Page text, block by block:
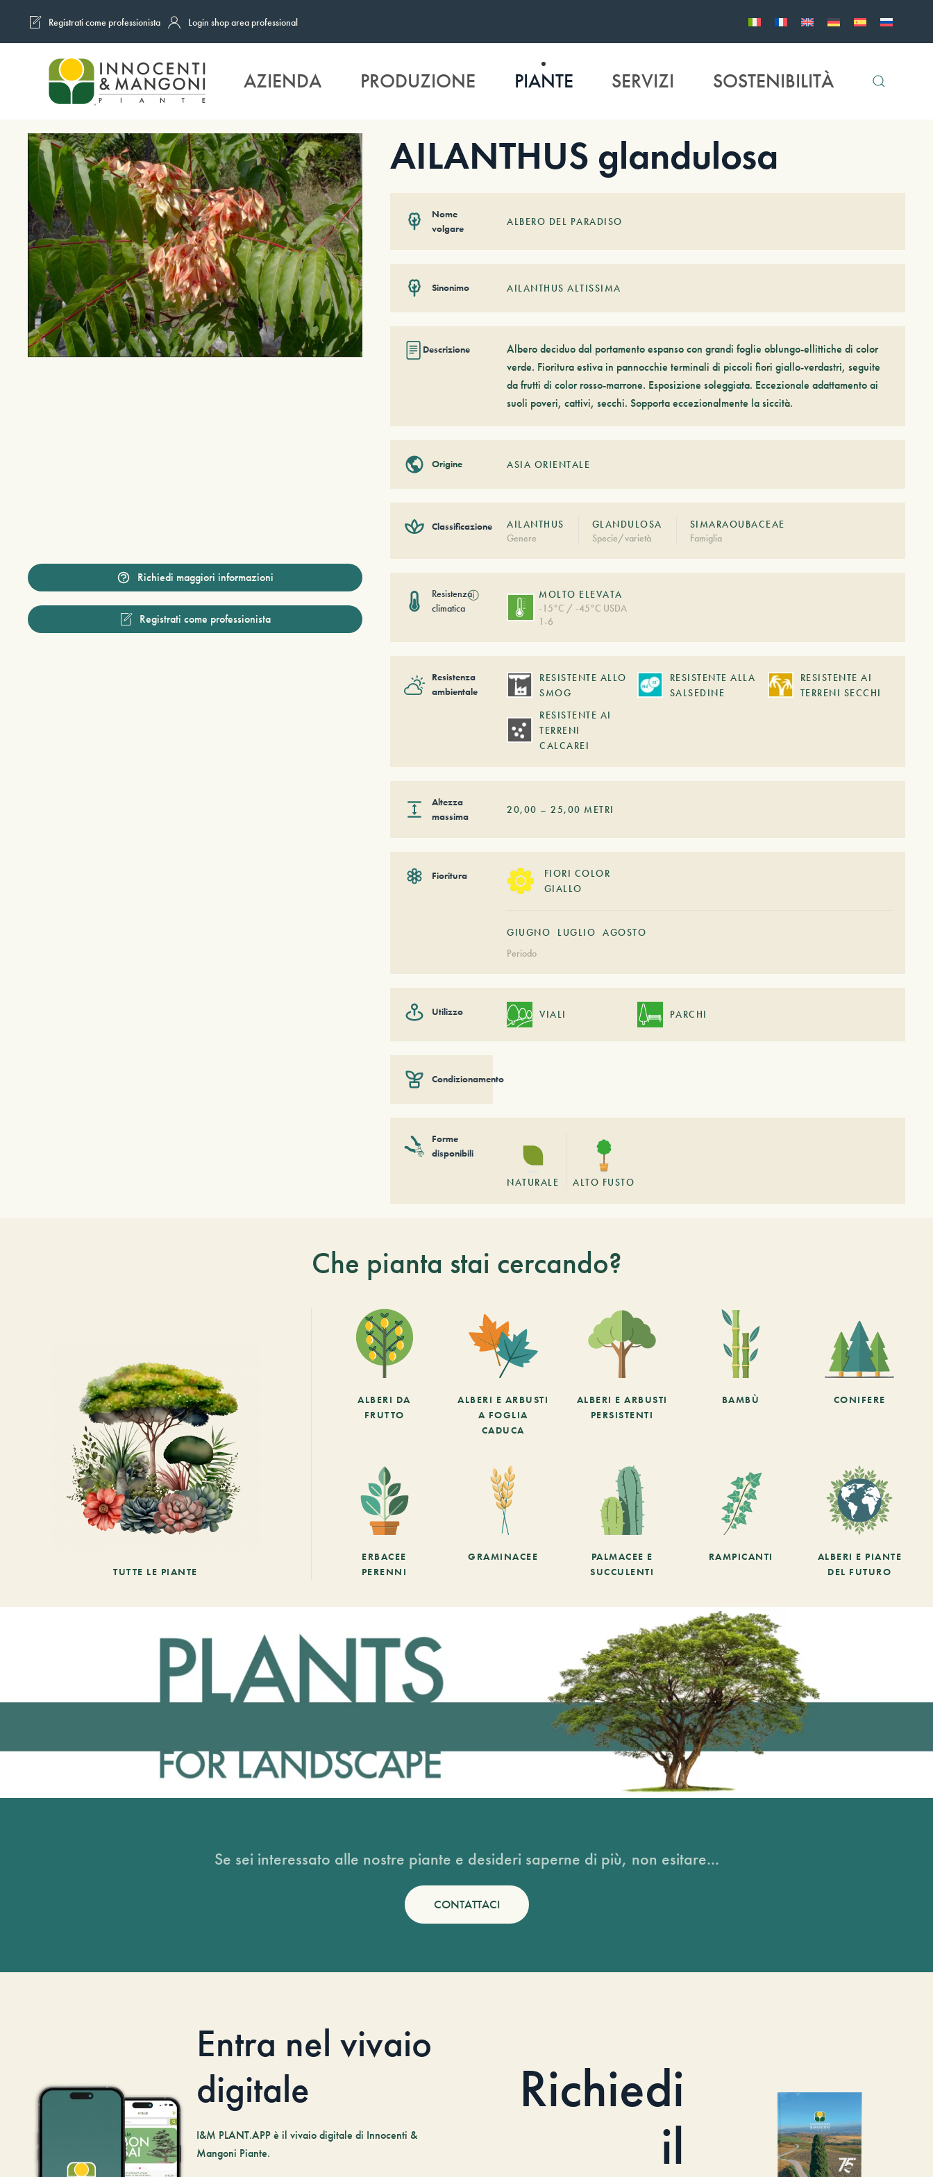
Skip to main content
Registrati come professionista Login shop area professional
AZIENDA PRODUZIONE PIANTE SERVIZI SOSTENIBILITÀ
Richiedi maggiori informazioni
Registrati come professionista
AILANTHUS glandulosa
Nome
volgare
ALBERO DEL PARADISO
Sinonimo AILANTHUS ALTISSIMA
Descrizione
Albero deciduo dal portamento espanso con grandi foglie oblungo-ellittiche di color
verde. Fioritura estiva in pannocchie terminali di piccoli fiori giallo-verdastri, seguite
da frutti di color rosso-marrone. Esposizione soleggiata. Eccezionale adattamento ai
suoli poveri, cattivi, secchi. Sopporta eccezionalmente la siccità.
Origine ASIA ORIENTALE
Classificazione
AILANTHUS
Genere
GLANDULOSA
Specie/varietà
SIMARAOUBACEAE
Famiglia
Resistenza
climatica
ⓘ
MOLTO ELEVATA
-15°C / -45°C USDA
1-6
Resistenza
ambientale
RESISTENTE ALLO
SMOG
RESISTENTE ALLA
SALSEDINE
RESISTENTE AI
TERRENI SECCHI
RESISTENTE AI
TERRENI
CALCAREI
Altezza
massima
20,00 –25,00 METRI
Fioritura
FIORI COLOR
GIALLO
GIUGNO LUGLIO
AGOSTO
Periodo
Utilizzo VIALI PARCHI
Condizionamento
Forme
disponibili
NATURALE ALTO FUSTO
Che pianta stai cercando?
TUTTE LE PIANTE
ALBERI DA
FRUTTO
ALBERI E ARBUSTI
A FOGLIA
CADUCA
ALBERI E ARBUSTI
PERSISTENTI
BAMBÙ CONIFERE
ERBACEE
PERENNI
GRAMINACEE
PALMACEE E
SUCCULENTI
RAMPICANTI
ALBERI E PIANTE
DEL FUTURO
Se sei interessato alle nostre piante e desideri saperne di più, non esitare...
CONTATTACI
Entra nel vivaio
digitale
I&M PLANT.APP è il vivaio digitale di Innocenti &
Mangoni Piante.
Richiedi
il